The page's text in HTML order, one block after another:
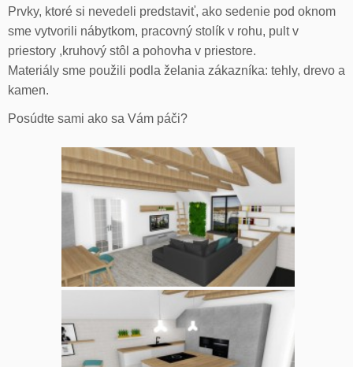
Prvky, ktoré si nevedeli predstaviť, ako sedenie pod oknom
sme vytvorili nábytkom, pracovný stolík v rohu, pult v
priestory ,kruhový stôl a pohovha v priestore.
Materiály sme použili podla želania zákazníka: tehly, drevo a
kamen.
Posúdte sami ako sa Vám páči?